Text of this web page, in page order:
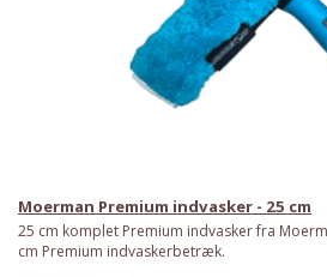
Moerman Premium indvasker - 25 cm
25 cm komplet Premium indvasker fra
cm Premium indvaskerbetræk.